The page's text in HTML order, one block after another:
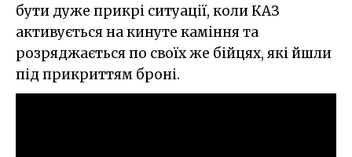
бути дуже прикрі ситуації, коли КАЗ
активується на кинуте каміння та
розряджається по своїх же бійцях, які йшли
під прикриттям броні.